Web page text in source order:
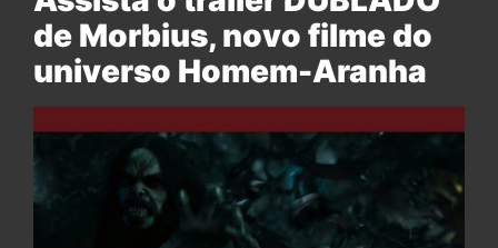
de Morbius, novo filme do
universo Homem-Aranha